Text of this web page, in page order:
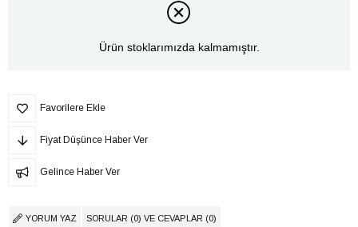
Ürün stoklarımızda kalmamıştır.
Favorilere Ekle
Fiyat Düşünce Haber Ver
Gelince Haber Ver
YORUM YAZ SORULAR (0) VE CEVAPLAR (0)